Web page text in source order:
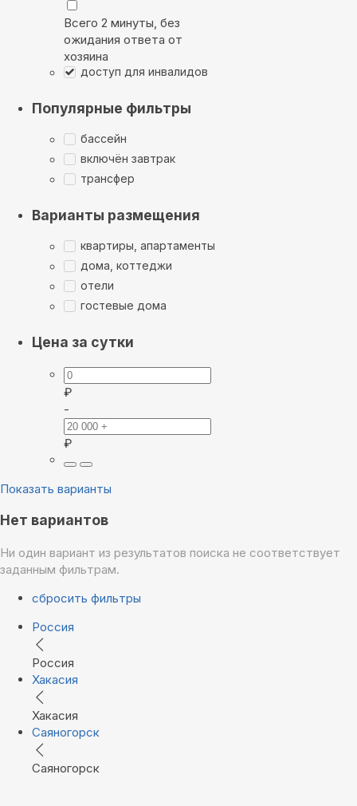
Всего 2 минуты, без
ожидания ответа от
хозяина
доступ для инвалидов
Популярные фильтры
бассейн
включён завтрак
трансфер
Варианты размещения
квартиры, апартаменты
дома, коттеджи
отели
гостевые дома
Цена за сутки
₽
-
₽
Показать варианты
Нет вариантов
Ни один вариант из результатов поиска не соответствует
заданным фильтрам.
сбросить фильтры
Россия
Россия
Хакасия
Хакасия
Саяногорск
Саяногорск